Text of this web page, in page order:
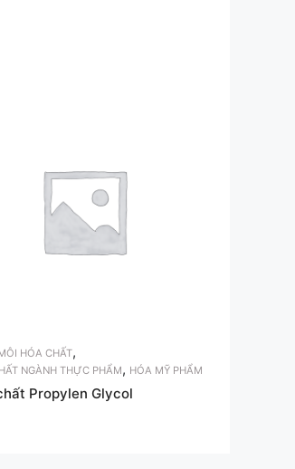
HÓA CHẤT,
NGÀNH THỰC PHẨM, HÓA MỸ PHẨM
Propylen Glycol